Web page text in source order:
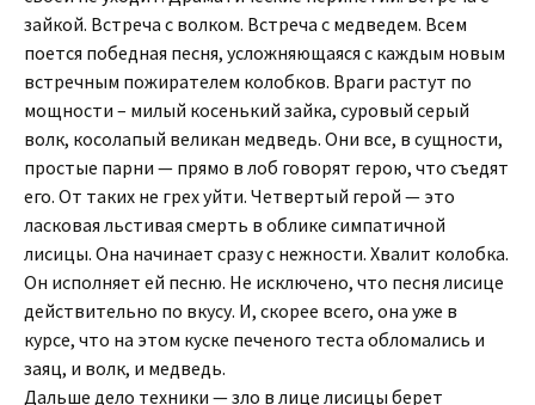
зайкой. Встреча с волком. Встреча с медведем. Всем
поется победная песня, усложняющаяся с каждым новым
встречным пожирателем колобков. Враги растут по
мощности – милый косенький зайка, суровый серый
волк, косолапый великан медведь. Они все, в сущности,
простые парни — прямо в лоб говорят герою, что съедят
его. От таких не грех уйти. Четвертый герой — это
ласковая льстивая смерть в облике симпатичной
лисицы. Она начинает сразу с нежности. Хвалит колобка.
Он исполняет ей песню. Не исключено, что песня лисице
действительно по вкусу. И, скорее всего, она уже в
курсе, что на этом куске печеного теста обломались и
заяц, и волк, и медведь.
Дальше дело техники — зло в лице лисицы берет